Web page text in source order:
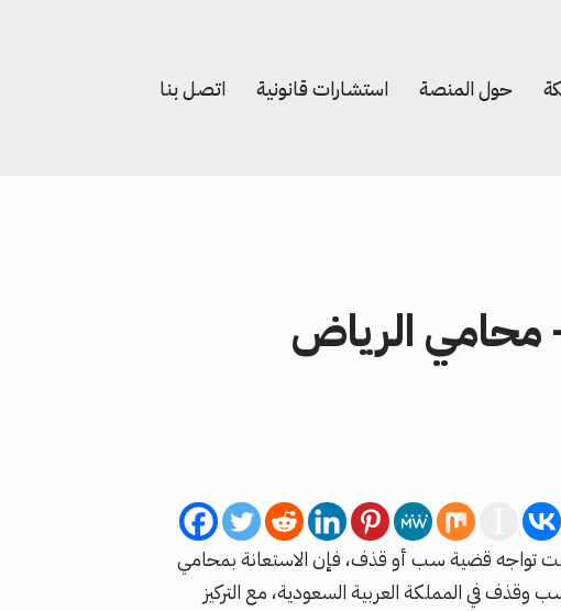
حول المنصة استشارات قانونية اتصل بنا
الرياض
كنت تواجه قضية سب أو قذف، فإن الاستعانة بمحامي
في المملكة العربية السعودية، مع التركيز